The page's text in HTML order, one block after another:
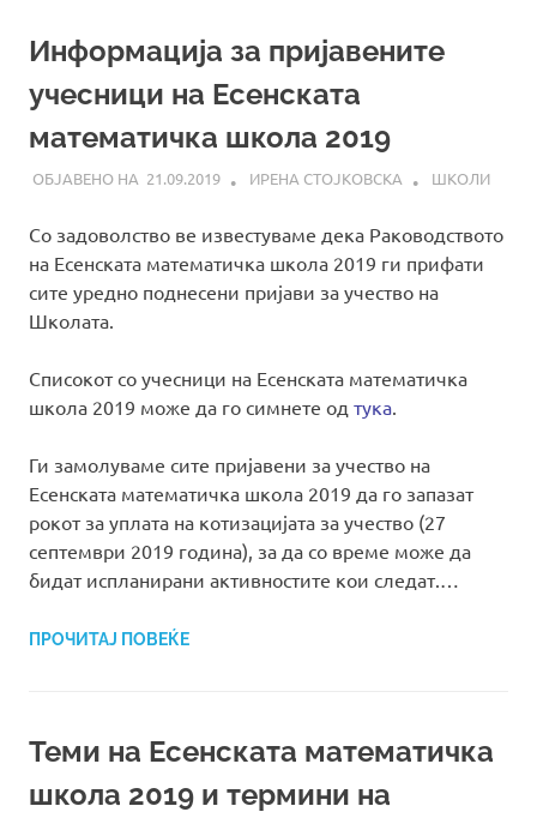
Информација за пријавените
учесници на Есенската
математичка школа 2019
21.09.2019 ИРЕНА СТОЈКОВСКА ШКОЛИ
Со задоволство ве известуваме дека Раководството
на Есенската математичка школа 2019 ги прифати
сите уредно поднесени пријави за учество на
Школата.
Списокот со учесници на Есенската математичка
школа 2019 може да го симнете од тука
Ги замолуваме сите пријавени за учество на
Есенската математичка школа 2019 да го запазат
рокот за уплата на котизацијата за учество (27
септември 2019 година), за да со време може да
бидат испланирани активностите кои следат.…
ПРОЧИТАЈ ПОВЕЌЕ
Теми на Есенската математичка
школа 2019 и термини на